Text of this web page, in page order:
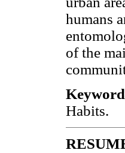
humans
of the
Habits.